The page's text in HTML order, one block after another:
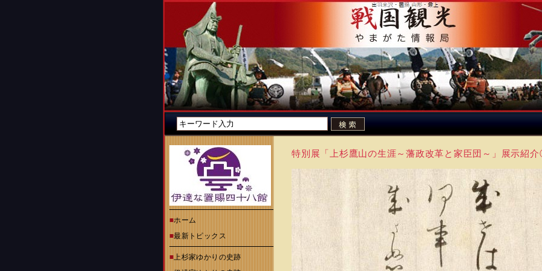
■ホーム
■最新トピックス
■上杉家ゆかりの史跡
特別展「上杉鷹山の生涯～藩政改革と家臣団～」展示紹